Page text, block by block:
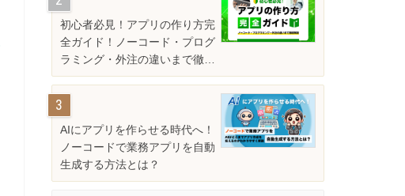
初心者必見！アプリの作り方完
全ガイド！ノーコード・プログ
ラミング・外注の違いまで徹底
解説
AIにアプリを作らせる時代へ！
ノーコードで業務アプリを自動
生成する方法とは？